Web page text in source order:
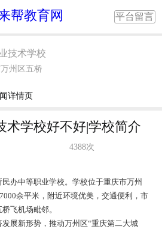
帮教育网 平台留言
技术学校
州区五桥
详情页
术学校好不好|学校简介
4388次
办中等职业学校。学校位于重庆市万州
余平米，附近环境优美，交通便利，市
飞机场毗邻。
展新形势，推动万州区“重庆第二大城